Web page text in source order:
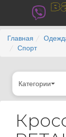
Главная
Спорт
Категории